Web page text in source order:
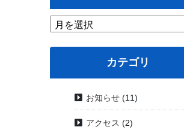
カテゴリ
お知らせ(11)
アクセス (2)